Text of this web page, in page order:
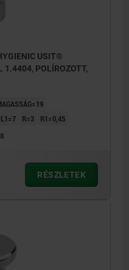
USIT®
1.4404, POLÍROZOTT,
L1=7 R=3 R1=0,45
RÉSZLETEK